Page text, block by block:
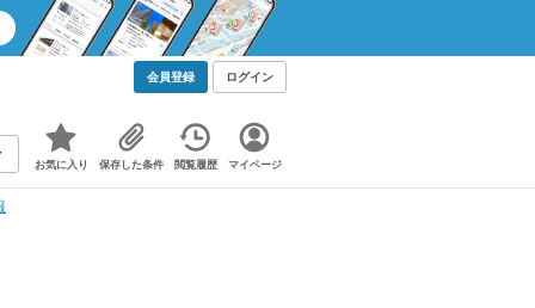
会員登録 ログイン
お気に入り 保存した条件 閲覧履歴 マイページ